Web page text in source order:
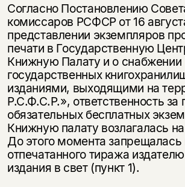
Согласно Постановлению
комиссаров РСФСР от 16
представлении экземпляров
печати в Государственную
Книжную Палату и о снабжении
государственных
изданиями, выходящими на
Р.С.Ф.С.Р.», ответственность за
обязательных бесплатных
Книжную палату возлагалась
До этого момента запрещалась
отпечатанного тиража
издания в свет (пункт 1).